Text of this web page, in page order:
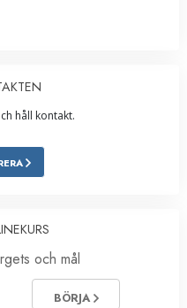
håll kontakt.
och mål
BÖRJA